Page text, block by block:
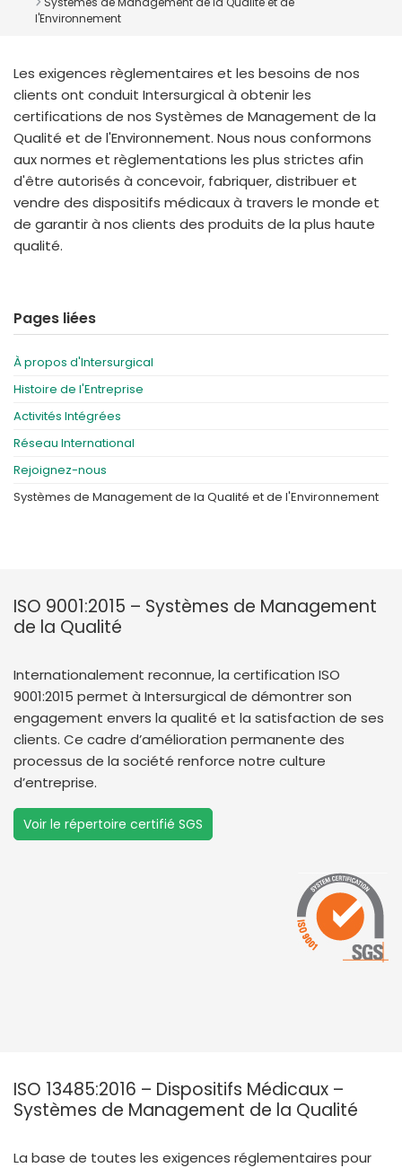
España
International English
l'Environnement
Les exigences règlementaires et les besoins de nos
clients ont conduit Intersurgical à obtenir les
certifications de nos Systèmes de Management de la
Qualité et de l'Environnement. Nous nous conformons
aux normes et règlementations les plus strictes afin
d'être autorisés à concevoir, fabriquer, distribuer et
vendre des dispositifs médicaux à travers le monde et
de garantir à nos clients des produits de la plus haute
qualité.
Pages liées
À propos d'Intersurgical
Histoire de l'Entreprise
Activités Intégrées
Réseau International
Rejoignez-nous
Systèmes de Management de la Qualité et de l'Environnement
ISO 9001:2015 – Systèmes de Management
de la Qualité
Internationalement reconnue, la certification ISO
9001:2015 permet à Intersurgical de démontrer son
engagement envers la qualité et la satisfaction de ses
clients. Ce cadre d’amélioration permanente des
processus de la société renforce notre culture
d’entreprise.
Voir le répertoire certifié SGS
ISO 13485:2016 – Dispositifs Médicaux –
Systèmes de Management de la Qualité
La base de toutes les exigences réglementaires pour